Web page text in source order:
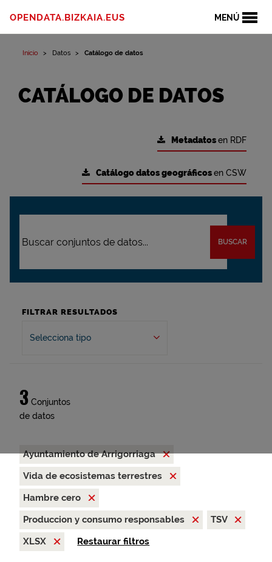
MENÚ
OPENDATA.BIZKAIA.EUS
Inicio Datos Catálogo de datos
CATÁLOGO DE DATOS
Metadatosen RDF
Catálogo datos geográficosen CSW
BUSCAR
FILTRAR RESULTADOS
Selecciona tipo
3 Conjuntos
de datos
Ayuntamiento de Arrigorriaga
Vida de ecosistemas terrestres
Hambre cero
Produccion y consumo responsables
TSV
XLSX
Restaurar filtros